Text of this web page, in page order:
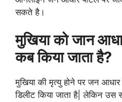
सकते है।
मुखिया को जान
कब किया जाता है?
मुखिया की मृत्यु होने पर जन
डिलीट किया जाता है| लेकिन